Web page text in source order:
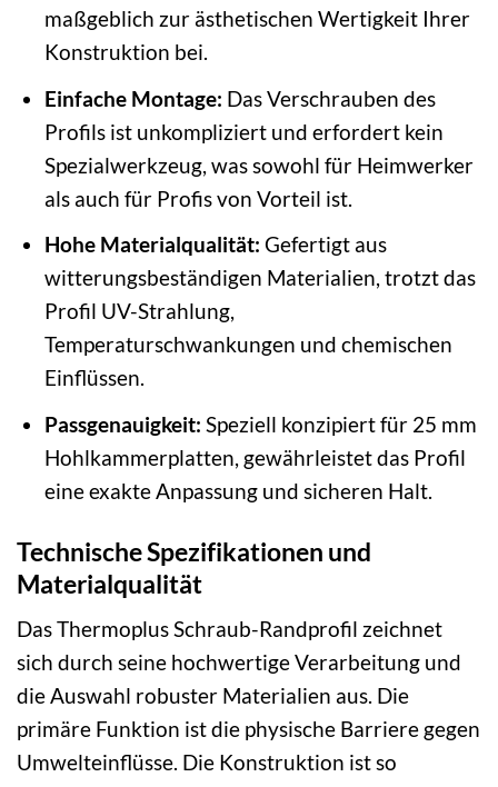
maßgeblich zur ästhetischen Wertigkeit Ihrer
Konstruktion bei.
Einfache Montage: Das Verschrauben des
Profils ist unkompliziert und erfordert kein
Spezialwerkzeug, was sowohl für Heimwerker
als auch für Profis von Vorteil ist.
Hohe Materialqualität: Gefertigt aus
witterungsbeständigen Materialien, trotzt das
Profil UV-Strahlung,
Temperaturschwankungen und chemischen
Einflüssen.
Passgenauigkeit: Speziell konzipiert für 25 mm
Hohlkammerplatten, gewährleistet das Profil
eine exakte Anpassung und sicheren Halt.
Technische Spezifikationen und
Materialqualität
Das Thermoplus Schraub-Randprofil zeichnet
sich durch seine hochwertige Verarbeitung und
die Auswahl robuster Materialien aus. Die
primäre Funktion ist die physische Barriere gegen
Umwelteinflüsse. Die Konstruktion ist so